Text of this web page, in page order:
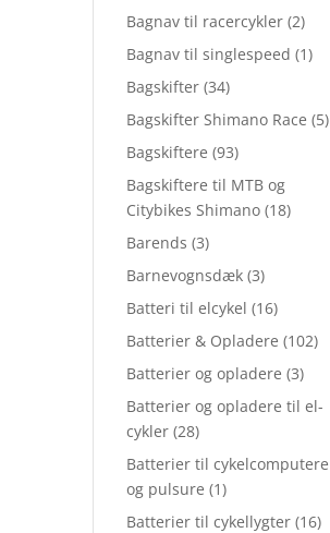
Bagnav til racercykler (2)
Bagnav til singlespeed (1)
Bagskifter (34)
Bagskifter Shimano Race (5)
Bagskiftere (93)
Bagskiftere til MTB og
Citybikes Shimano (18)
Barends (3)
Barnevognsdæk (3)
Batteri til elcykel (16)
Batterier & Opladere (102)
Batterier og opladere (3)
Batterier og opladere til el-
cykler (28)
Batterier til cykelcomputere
og pulsure (1)
Batterier til cykellygter (16)